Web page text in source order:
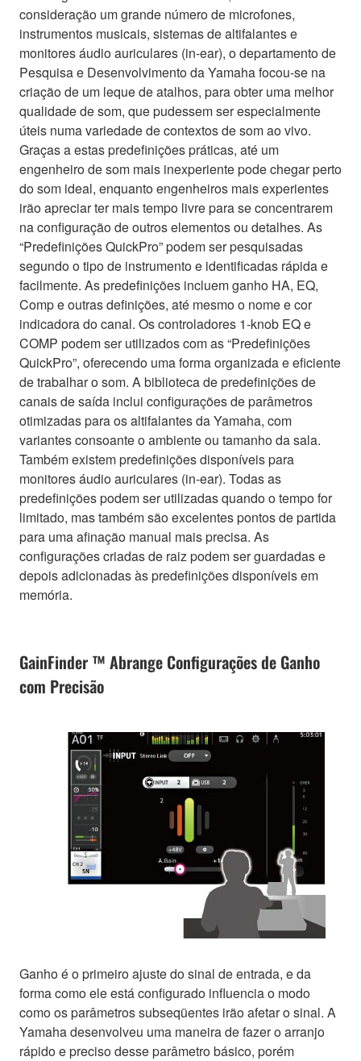
consideração um grande número de microfones,
instrumentos musicais, sistemas de altifalantes e
monitores áudio auriculares (in-ear), o departamento de
Pesquisa e Desenvolvimento da Yamaha focou-se na
criação de um leque de atalhos, para obter uma melhor
qualidade de som, que pudessem ser especialmente
úteis numa variedade de contextos de som ao vivo.
Graças a estas predefinições práticas, até um
engenheiro de som mais inexperiente pode chegar perto
do som ideal, enquanto engenheiros mais experientes
irão apreciar ter mais tempo livre para se concentrarem
na configuração de outros elementos ou detalhes. As
“Predefinições QuickPro” podem ser pesquisadas
segundo o tipo de instrumento e identificadas rápida e
facilmente. As predefinições incluem ganho HA, EQ,
Comp e outras definições, até mesmo o nome e cor
indicadora do canal. Os controladores 1-knob EQ e
COMP podem ser utilizados com as “Predefinições
QuickPro”, oferecendo uma forma organizada e eficiente
de trabalhar o som. A biblioteca de predefinições de
canais de saída inclui configurações de parâmetros
otimizadas para os altifalantes da Yamaha, com
variantes consoante o ambiente ou tamanho da sala.
Também existem predefinições disponíveis para
monitores áudio auriculares (in-ear). Todas as
predefinições podem ser utilizadas quando o tempo for
limitado, mas também são excelentes pontos de partida
para uma afinação manual mais precisa. As
configurações criadas de raiz podem ser guardadas e
depois adicionadas às predefinições disponíveis em
memória.
GainFinder ™ Abrange Configurações de Ganho
com Precisão
Ganho é o primeiro ajuste do sinal de entrada, e da
forma como ele está configurado influencia o modo
como os parâmetros subseqüentes irão afetar o sinal. A
Yamaha desenvolveu uma maneira de fazer o arranjo
rápido e preciso desse parâmetro básico, porém